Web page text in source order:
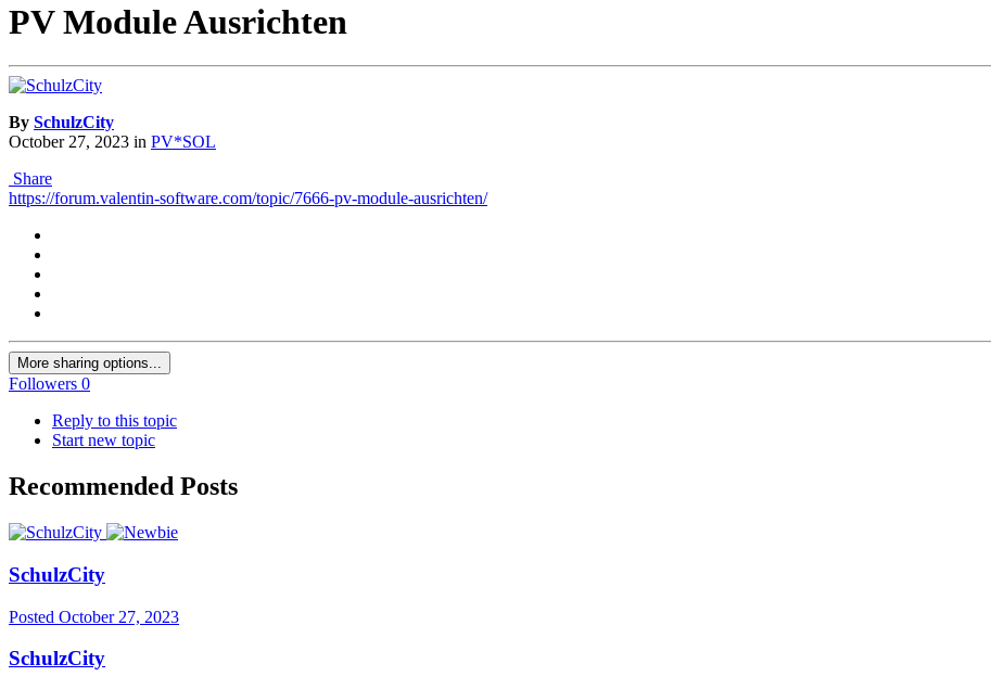
PV Module Ausrichten
By SchulzCity
October 27, 2023 in PV*SOL
Share
https://forum.valentin-software.com/topic/7666-pv-module-ausrichten/
More sharing options...
Followers 0
Reply to this topic
Start new topic
Recommended Posts
SchulzCity
Posted October 27, 2023
SchulzCity